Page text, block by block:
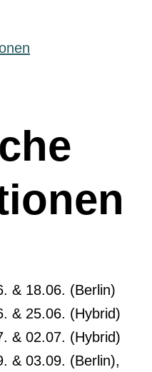
& 18.06. (Berlin)
& 25.06. (Hybrid)
& 02.07. (Hybrid)
& 03.09. (Berlin),